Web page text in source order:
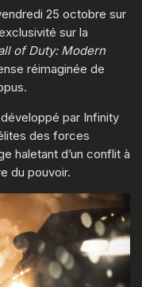
25 octobre sur
sur la
of Duty: Modern
réimaginée de
développé par Infinity
des forces
haletant d’un conflit à
du pouvoir.